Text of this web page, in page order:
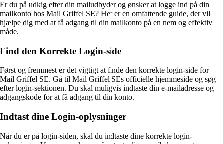
Er du på udkig efter din mailudbyder og ønsker at logge ind på din
mailkonto hos Mail Griffel SE? Her er en omfattende guide, der vil
hjælpe dig med at få adgang til din mailkonto på en nem og effektiv
måde.
Find den Korrekte Login-side
Først og fremmest er det vigtigt at finde den korrekte login-side for
Mail Griffel SE. Gå til Mail Griffel SEs officielle hjemmeside og søg
efter login-sektionen. Du skal muligvis indtaste din e-mailadresse og
adgangskode for at få adgang til din konto.
Indtast dine Login-oplysninger
Når du er på login-siden, skal du indtaste dine korrekte login-